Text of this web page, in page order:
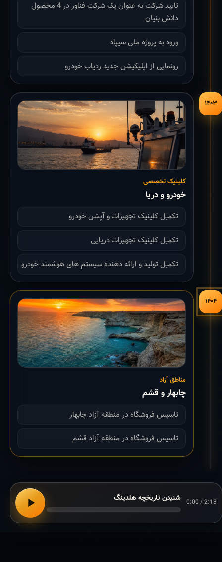
تایید شرکت به عنوان یک شرکت فناور در 4 محصول
دانش بنیان
ورود به پروژه ملی سیپاد
رونمایی از اپلیکیشن جدید ردیاب خودرو
۱۴۰۳
کلینیک تخصصی
خودرو و دریا
تکمیل کلینیک تجهیزات و آپشن خودرو
تکمیل کلینیک تجهیزات دریایی
تکمیل تولید و ارائه دهنده سیستم های هوشمند خودرو
۱۴۰۴
مناطق آزاد
چابهار و قشم
تاسیس فروشگاه در منطقه آزاد چابهار
تاسیس فروشگاه در منطقه آزاد قشم
0:00 / 2:18 شنیدن تاریخچه هلدینگ